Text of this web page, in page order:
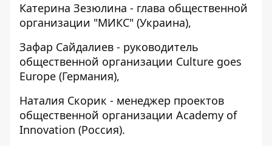
Катерина Зезюлина - глава общественной
организации "МИКС" (Украина),
Зафар Сайдалиев - руководитель
общественной организации Culture goes
Europe (Германия),
Наталия Скорик - менеджер проектов
общественной организации Academy of
Innovation (Россия).